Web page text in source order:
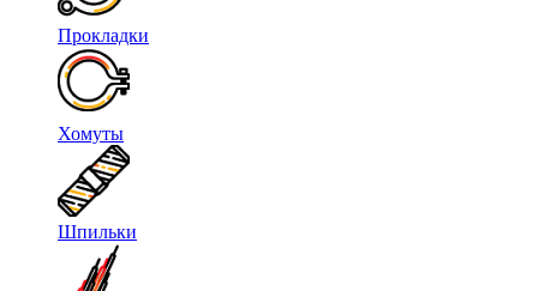
Прокладки
Хомуты
Шпильки